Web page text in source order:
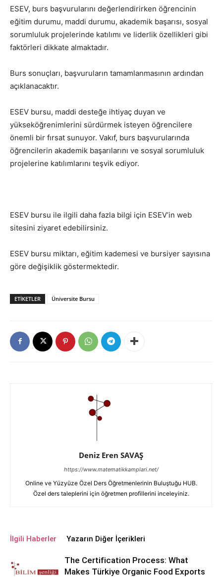
ESEV, burs başvurularını değerlendirirken öğrencinin
eğitim durumu, maddi durumu, akademik başarısı, sosyal
sorumluluk projelerinde katılımı ve liderlik özellikleri gibi
faktörleri dikkate almaktadır.
Burs sonuçları, başvuruların tamamlanmasının ardından
açıklanacaktır.
ESEV bursu, maddi desteğe ihtiyaç duyan ve
yükseköğrenimlerini sürdürmek isteyen öğrencilere
önemli bir fırsat sunuyor. Vakıf, burs başvurularında
öğrencilerin akademik başarılarını ve sosyal sorumluluk
projelerine katılımlarını teşvik ediyor.
ESEV bursu ile ilgili daha fazla bilgi için ESEV’in web
sitesini ziyaret edebilirsiniz.
ESEV bursu miktarı, eğitim kademesi ve bursiyer sayısına
göre değişiklik göstermektedir.
ETIKETLER Üniversite Bursu
Deniz Eren SAVAŞ
https://www.matematikkamplari.net/
Online ve Yüzyüze Özel Ders Öğretmenlerinin Buluştuğu HUB.
Özel ders taleplerini için öğretmen profillerini inceleyiniz.
İlgili Haberler Yazarın Diğer İçerikleri
The Certification Process: What
Makes Türkiye Organic Food Exports